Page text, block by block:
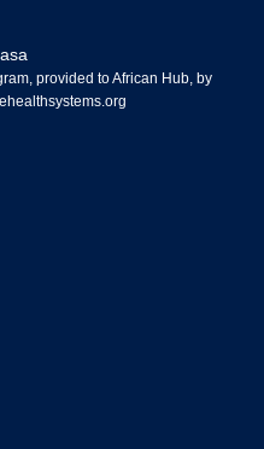
provided to African Hub, by